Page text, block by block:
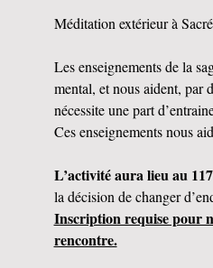
Méditation extérieur à
Les enseignements de la
mental, et nous aident, par
nécessite une part
Ces enseignements nous
L’activité aura lieu au
la décision de changer
Inscription requise pour
rencontre.